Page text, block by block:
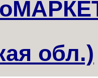
обл.)